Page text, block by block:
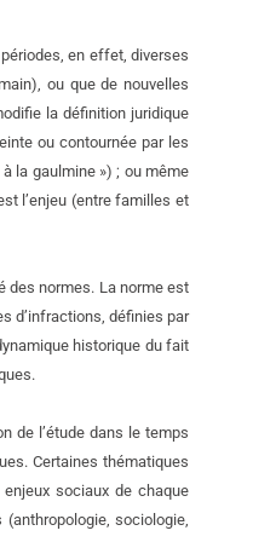
en effet, diverses
ou que de nouvelles
la définition juridique
ou contournée par les
la gaulmine ») ; ou même
l’enjeu (entre familles et
des normes. La norme est
d’infractions, définies par
historique du fait
de l’étude dans le temps
Certaines thématiques
sociaux de chaque
sociologie,